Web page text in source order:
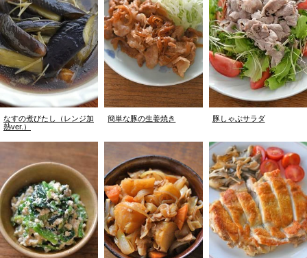
なすの煮びたし（レンジ加
熱ver.）
簡単な豚の生姜焼き 豚しゃぶサラダ